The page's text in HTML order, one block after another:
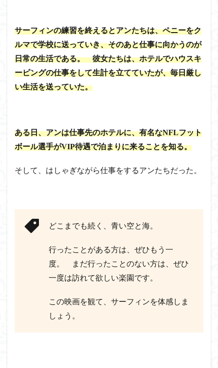
サーフィンの練習を終えるとアンたちは、ペニーをク
ルマで学校に送っていき、そのあと仕事に向かうのが
日常の生活である。 彼女たちは、ホテルでハウスキ
ーピングの仕事をして生計を立てていたが、毎日厳し
い生活を送っていた。
ある日、アンは仕事先のホテルに、有名なNFLフット
ボール選手がVIP待遇で泊まりに来ることを知る。
そして、はしゃぎながら仕事をするアンたちだった。
どこまでも続く、青い空と海。
行ったことがある方は、ぜひもう一
度。 まだ行ったことのない方は、ぜひ
一度は訪れて欲しい楽園です。
この映画を観て、サーフィンを体感しま
しょう。